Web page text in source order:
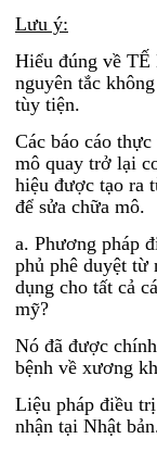
Lưu ý:
Hiểu đúng về
nguyên tắc
tùy tiện.
Các báo cáo
mô quay trở lại
hiệu được tạo ra
để sửa chữa mô.
a. Phương pháp
phủ phê duyệt từ
dụng cho tất cả
mỹ?
Nó đã được
bệnh về xương
Liệu pháp điều
nhận tại Nhật